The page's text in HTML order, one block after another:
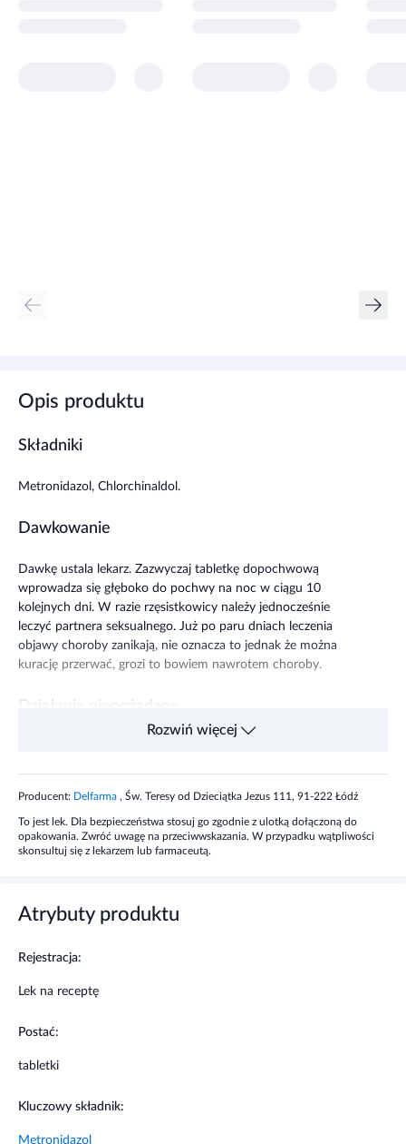
Opis produktu
Składniki
Metronidazol, Chlorchinaldol.
Dawkowanie
Dawkę ustala lekarz. Zazwyczaj tabletkę dopochwową
wprowadza się głęboko do pochwy na noc w ciągu 10
kolejnych dni. W razie rzęsistkowicy należy jednocześnie
leczyć partnera seksualnego. Już po paru dniach leczenia
objawy choroby zanikają, nie oznacza to jednak że można
kurację przerwać, grozi to bowiem nawrotem choroby.
Działania niepożądane
Ostrzeżenia i środki ostrożności
dawki leku. W przypadku wątpliwości skonsultuj się z
lekarzem lub farmaceutą.
Stosowanie innych leków
jodu i metali o podobnym mechanizmie działania.
Ciąża i karmienie piersią
Jeśli jesteś lub przypuszczasz, że jesteś w ciąży, a także
Rozwiń więcej
Producent: Delfarma , Św. Teresy od Dzieciątka Jezus 111, 91-222 Łódź
To jest lek. Dla bezpieczeństwa stosuj go zgodnie z ulotką dołączoną do
opakowania. Zwróć uwagę na przeciwwskazania. W przypadku wątpliwości
skonsultuj się z lekarzem lub farmaceutą.
Atrybuty produktu
Rejestracja:
Lek na receptę
Postać:
tabletki
Kluczowy składnik:
Metronidazol